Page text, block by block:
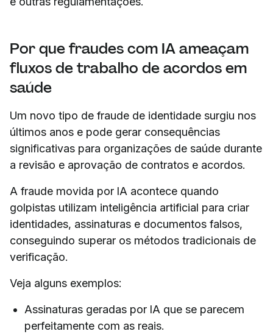
Por que fraudes com IA ameaçam
fluxos de trabalho de acordos em
saúde
Um novo tipo de fraude de identidade surgiu nos
últimos anos e pode gerar consequências
significativas para organizações de saúde durante
a revisão e aprovação de contratos e acordos.
A fraude movida por IA acontece quando
golpistas utilizam inteligência artificial para criar
identidades, assinaturas e documentos falsos,
conseguindo superar os métodos tradicionais de
verificação.
Veja alguns exemplos:
Assinaturas geradas por IA que se parecem
perfeitamente com as reais.